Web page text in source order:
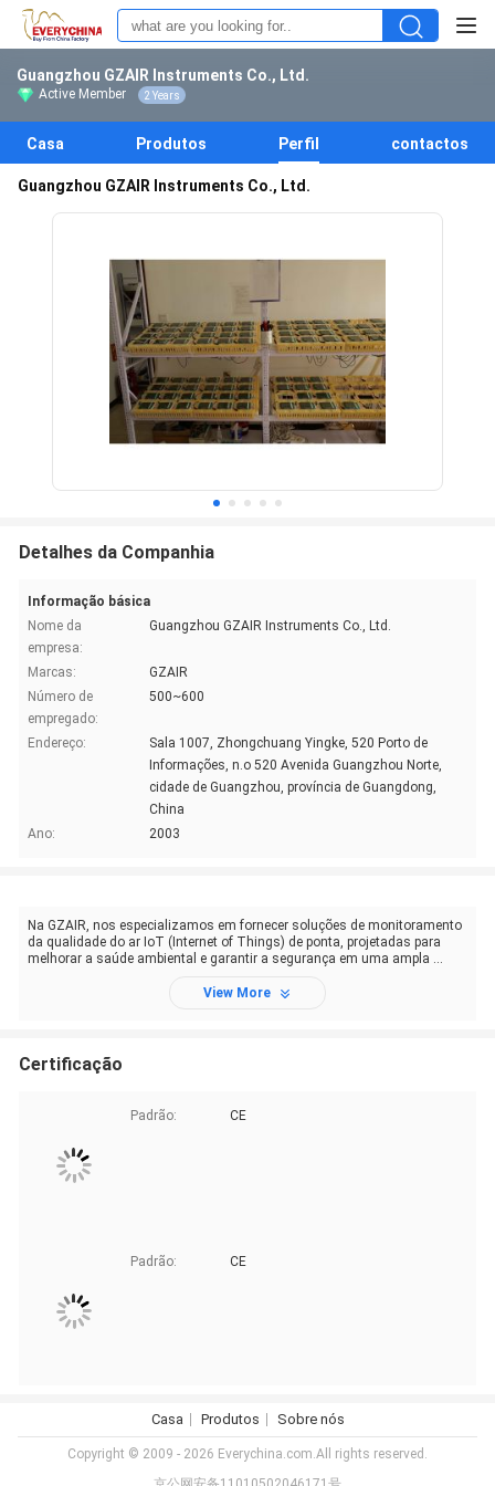
Guangzhou GZAIR Instruments Co., Ltd.
Active Member 2 Years
Casa Produtos Perfil contactos
Guangzhou GZAIR Instruments Co., Ltd.
Detalhes da Companhia
Informação básica
Nome da
empresa:
Guangzhou GZAIR Instruments Co., Ltd.
Marcas:
GZAIR
Número de
empregado:
500~600
Endereço:
Sala 1007, Zhongchuang Yingke, 520 Porto de
Informações, n.o 520 Avenida Guangzhou Norte,
cidade de Guangzhou, província de Guangdong,
China
Ano:
2003
Na GZAIR, nos especializamos em fornecer soluções de monitoramento
da qualidade do ar IoT (Internet of Things) de ponta, projetadas para
melhorar a saúde ambiental e garantir a segurança em uma ampla ...
View More
Certificação
Padrão: CE
Padrão: CE
Casa Produtos Sobre nós
Copyright © 2009 - 2026 Everychina.com.All rights reserved.